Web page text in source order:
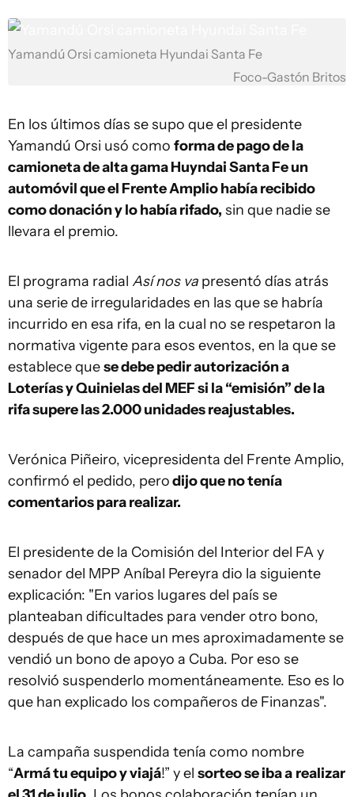
Yamandú Orsi camioneta Hyundai Santa Fe
Foco-Gastón Britos
En los últimos días se supo que el presidente
Yamandú Orsi usó como forma de pago de la
camioneta de alta gama Huyndai Santa Fe un
automóvil que el Frente Amplio había recibido
como donación y lo había rifado, sin que nadie se
llevara el premio.
El programa radial Así nos va presentó días atrás
una serie de irregularidades en las que se habría
incurrido en esa rifa, en la cual no se respetaron la
normativa vigente para esos eventos, en la que se
establece quese debe pedir autorización a
Loterías y Quinielas del MEF si la “emisión” de la
rifa supere las 2.000 unidades reajustables.
Verónica Piñeiro, vicepresidenta del Frente Amplio,
confirmó el pedido, perodijo que no tenía
comentarios para realizar.
El presidente de la Comisión del Interior del FA y
senador del MPP Aníbal Pereyra dio la siguiente
explicación: "En varios lugares del país se
planteaban dificultades para vender otro bono,
después de que hace un mes aproximadamente se
vendió un bono de apoyo a Cuba. Por eso se
resolvió suspenderlo momentáneamente. Eso es lo
que han explicado los compañeros de Finanzas".
La campaña suspendida tenía como nombre
“Armá tu equipo y viajá!” y el sorteo se iba a realizar